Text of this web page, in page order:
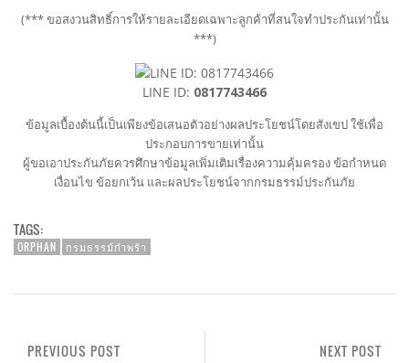
(*** ขอสงวนสิทธิ์การให้รายละเอียดเฉพาะลูกค้าที่สนใจทำประกันเท่านั้น
***)
LINE ID: 0817743466
ข้อมูลเบื้องต้นนี้เป็นเพียงข้อเสนอตัวอย่างผลประโยชน์โดยสังเขป ใช้เพื่อ
ประกอบการขายเท่านั้น
ผู้ขอเอาประกันภัยควรศึกษาข้อมูลเพิ่มเติมเรื่องความคุ้มครอง ข้อกำหนด
เงื่อนไข ข้อยกเว้น และผลประโยชน์จากกรมธรรม์ประกันภัย
TAGS:
ORPHAN กรมธรรม์กำพร้า
NEXT POST
PREVIOUS POST